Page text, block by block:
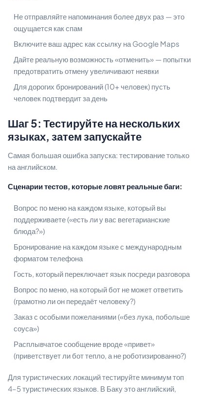
Не отправляйте напоминания более двух раз — это
ощущается как спам
Включите ваш адрес как ссылку на Google Maps
Дайте реальную возможность «отменить» — попытки
предотвратить отмену увеличивают неявки
Для дорогих бронирований (10+ человек) пусть
человек подтвердит за день
Шаг 5: Тестируйте на нескольких
языках, затем запускайте
Самая большая ошибка запуска: тестирование только
на английском.
Сценарии тестов, которые ловят реальные баги:
Вопрос по меню на каждом языке, который вы
поддерживаете («есть ли у вас вегетарианские
блюда?»)
Бронирование на каждом языке с международным
форматом телефона
Гость, который переключает язык посреди разговора
Вопрос по меню, на который бот не может ответить
(грамотно ли он передаёт человеку?)
Заказ с особыми пожеланиями («без лука, побольше
соуса»)
Расплывчатое сообщение вроде «привет»
(приветствует ли бот тепло, а не роботизированно?)
Для туристических локаций тестируйте минимум топ
4–5 туристических языков. В Баку это английский,